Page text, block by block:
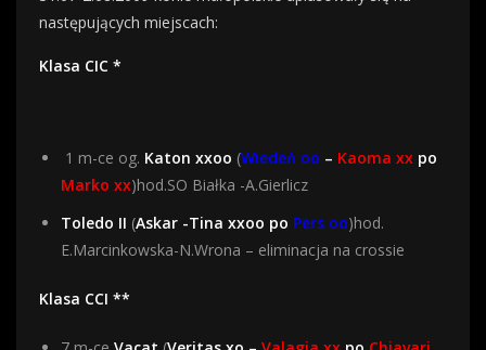
następujących miejscach:
Klasa CIC *
1 m-ce og. Katon xxoo (Wiedeń oo – Kaoma xx po
Marko xx)hod.SO Białka -A.Gierlicz
Toledo II (Askar -Tina xxoo po Pers oo)hod.
E.Marcinkowska-N.Wrona – eliminacja na crossie
Klasa CCI **